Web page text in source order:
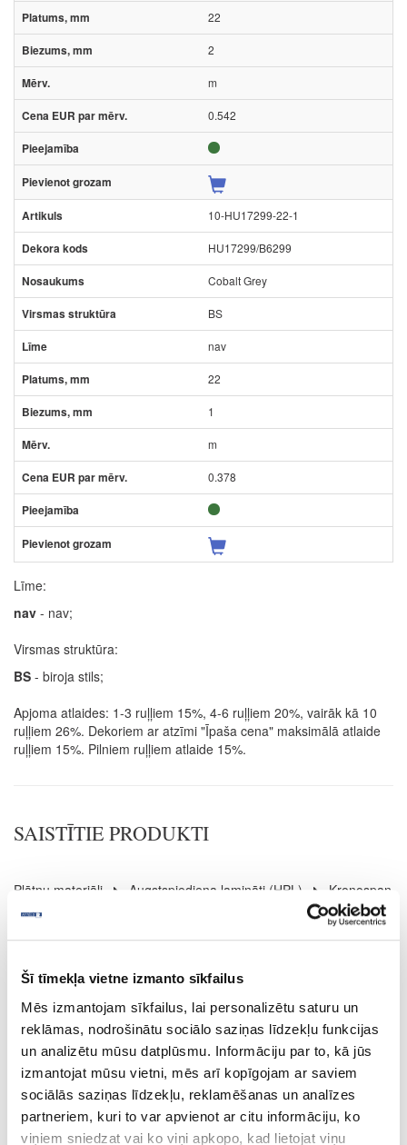
Šī tīmekļa vietne izmanto sīkfailus
Mēs izmantojam sīkfailus, lai personalizētu saturu un
reklāmas, nodrošinātu sociālo saziņas līdzekļu funkcijas
un analizētu mūsu datplūsmu. Informāciju par to, kā jūs
izmantojat mūsu vietni, mēs arī kopīgojam ar saviem
sociālās saziņas līdzekļu, reklamēšanas un analīzes
partneriem, kuri to var apvienot ar citu informāciju, ko
viņiem sniedzat vai ko viņi apkopo, kad lietojat viņu
22
2
m
0.542
10-HU17299-22-1
HU17299/B6299
Cobalt Grey
BS
nav
22
1
m
0.378
Līme:
nav - nav;
Virsmas struktūra:
BS - biroja stils;
Apjoma atlaides: 1-3 ruļļiem 15%, 4-6 ruļļiem 20%, vairāk kā 10
ruļļiem 26%. Dekoriem ar atzīmi "Īpaša cena" maksimālā atlaide
ruļļiem 15%. Pilniem ruļļiem atlaide 15%.
SAISTĪTIE PRODUKTI
Plātņu materiāli Augstspiediena lamināti (HPL) Kronospan
44-B6299-BS-0.8
K6299(B6299)
HU17299
Cobalt Grey
BS
3050